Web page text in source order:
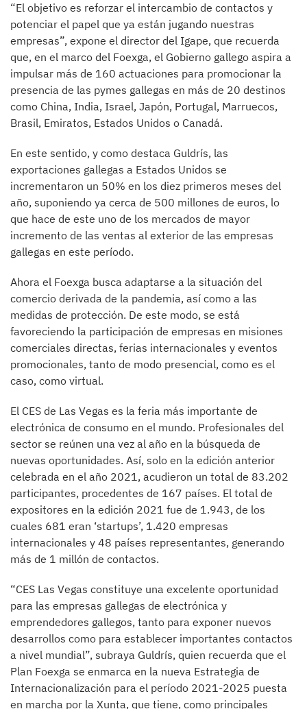
“El objetivo es reforzar el intercambio de contactos y
potenciar el papel que ya están jugando nuestras
empresas”, expone el director del Igape, que recuerda
que, en el marco del Foexga, el Gobierno gallego aspira a
impulsar más de 160 actuaciones para promocionar la
presencia de las pymes gallegas en más de 20 destinos
como China, India, Israel, Japón, Portugal, Marruecos,
Brasil, Emiratos, Estados Unidos o Canadá.
En este sentido, y como destaca Guldrís, las
exportaciones gallegas a Estados Unidos se
incrementaron un 50% en los diez primeros meses del
año, suponiendo ya cerca de 500 millones de euros, lo
que hace de este uno de los mercados de mayor
incremento de las ventas al exterior de las empresas
gallegas en este período.
Ahora el Foexga busca adaptarse a la situación del
comercio derivada de la pandemia, así como a las
medidas de protección. De este modo, se está
favoreciendo la participación de empresas en misiones
comerciales directas, ferias internacionales y eventos
promocionales, tanto de modo presencial, como es el
caso, como virtual.
El CES de Las Vegas es la feria más importante de
electrónica de consumo en el mundo. Profesionales del
sector se reúnen una vez al año en la búsqueda de
nuevas oportunidades. Así, solo en la edición anterior
celebrada en el año 2021, acudieron un total de 83.202
participantes, procedentes de 167 países. El total de
expositores en la edición 2021 fue de 1.943, de los
cuales 681 eran ‘startups’, 1.420 empresas
internacionales y 48 países representantes, generando
más de 1 millón de contactos.
“CES Las Vegas constituye una excelente oportunidad
para las empresas gallegas de electrónica y
emprendedores gallegos, tanto para exponer nuevos
desarrollos como para establecer importantes contactos
a nivel mundial”, subraya Guldrís, quien recuerda que el
Plan Foexga se enmarca en la nueva Estrategia de
Internacionalización para el período 2021-2025 puesta
en marcha por la Xunta, que tiene, como principales